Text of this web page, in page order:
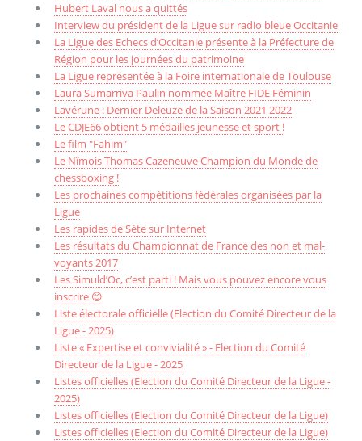
Hubert Laval nous a quittés
Interview du président de la Ligue sur radio bleue Occitanie
La Ligue des Echecs d’Occitanie présente à la Préfecture de
Région pour les journées du patrimoine
La Ligue représentée à la Foire internationale de Toulouse
Laura Sumarriva Paulin nommée Maître FIDE Féminin
Lavérune : Dernier Deleuze de la Saison 2021 2022
Le CDJE66 obtient 5 médailles jeunesse et sport !
Le film "Fahim"
Le Nîmois Thomas Cazeneuve Champion du Monde de
chessboxing !
Les prochaines compétitions fédérales organisées par la
Ligue
Les rapides de Sète sur Internet
Les résultats du Championnat de France des non et mal-
voyants 2017
Les Simuld’Oc, c’est parti ! Mais vous pouvez encore vous
inscrire 😊
Liste électorale officielle (Election du Comité Directeur de la
Ligue - 2025)
Liste « Expertise et convivialité » - Election du Comité
Directeur de la Ligue - 2025
Listes officielles (Election du Comité Directeur de la Ligue -
2025)
Listes officielles (Election du Comité Directeur de la Ligue)
Listes officielles (Election du Comité Directeur de la Ligue)